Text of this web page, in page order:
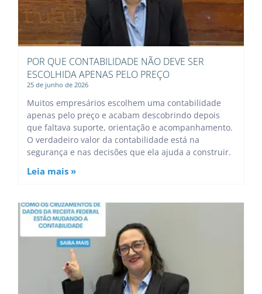
POR QUE CONTABILIDADE NÃO DEVE SER
ESCOLHIDA APENAS PELO PREÇO
25 de junho de 2026
Muitos empresários escolhem uma contabilidade
apenas pelo preço e acabam descobrindo depois
que faltava suporte, orientação e acompanhamento.
O verdadeiro valor da contabilidade está na
segurança e nas decisões que ela ajuda a construir.
Leia mais »